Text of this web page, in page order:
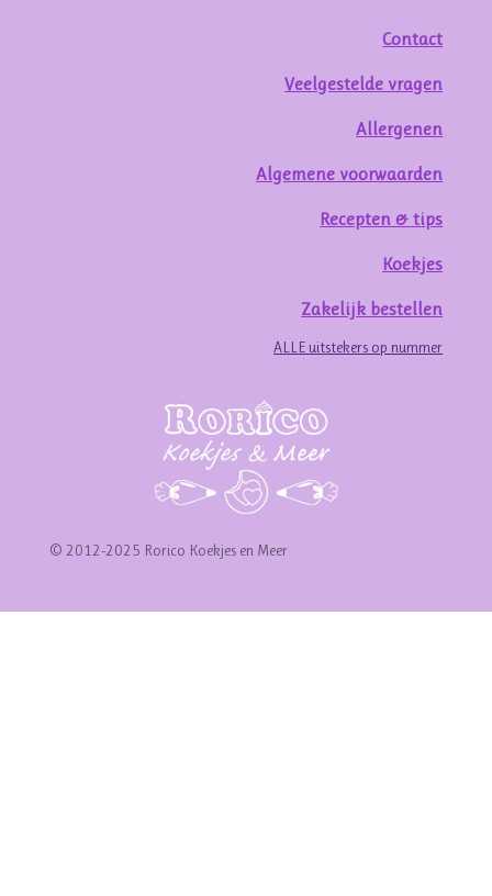
Contact
Veelgestelde vragen
Allergenen
Algemene voorwaarden
Recepten & tips
Koekjes
Zakelijk bestellen
ALLE uitstekers op nummer
© 2012-2025 Rorico Koekjes en Meer